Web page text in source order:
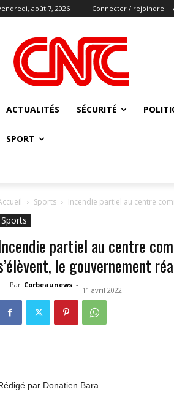
août 7, 2026 Connecter / rejoindre
ACTUALITÉS SÉCURITÉ
SPORT
Sports Incendie partiel au centre
Sports
partiel au centre
le gouvernement
Par Corbeaunews -
11 avril 2022
par Donatien Bara